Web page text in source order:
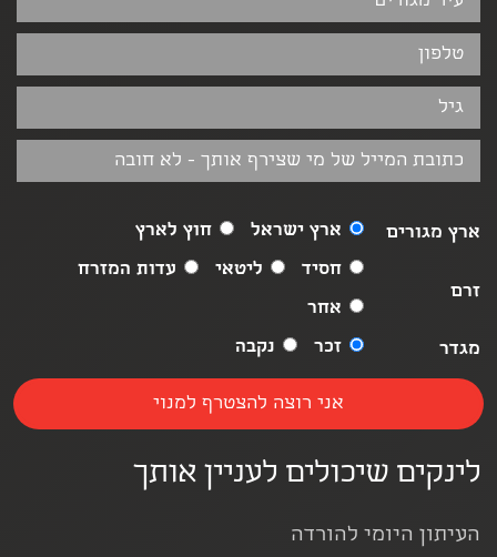
ארץ מגורים ארץ ישראל חוץ לארץ
זרם
חסיד ליטאי
עדות המזרח
אחר
מגדר
זכר נקבה
לינקים שיכולים לעניין אותך
העיתון היומי להורדה